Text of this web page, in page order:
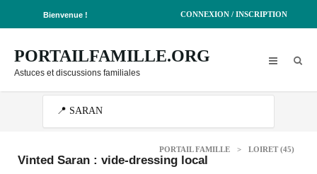
Bienvenue ! CONNEXION / INSCRIPTION
PORTAILFAMILLE.ORG
Astuces et discussions familiales
PORTAIL FAMILLE > LOIRET (45)
Vinted Saran : vide-dressing local